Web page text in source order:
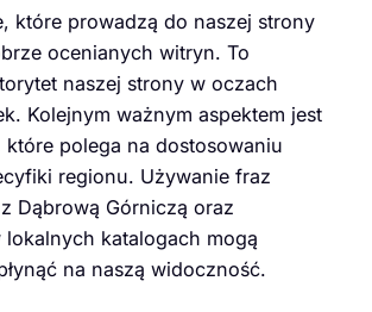
które prowadzą do naszej strony
ocenianych witryn. To
naszej strony w oczach
Kolejnym ważnym aspektem jest
które polega na dostosowaniu
regionu. Używanie fraz
Dąbrową Górniczą oraz
lokalnych katalogach mogą
na naszą widoczność.